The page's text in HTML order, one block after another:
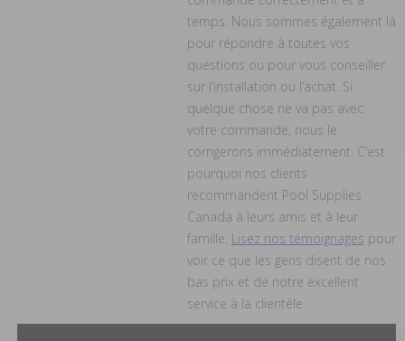
temps. Nous sommes également là
pour répondre à toutes vos
questions ou pour vous conseiller
sur l’installation ou l’achat. Si
quelque chose ne va pas avec
votre commande, nous le
corrigerons immédiatement. C’est
pourquoi nos clients
recommandent Pool Supplies
Canada à leurs amis et à leur
famille. Lisez nos témoignages pour
voir ce que les gens disent de nos
bas prix et de notre excellent
service à la clientèle.